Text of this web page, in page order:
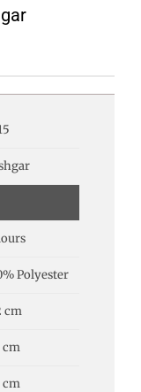
Polyester
cm
cm
cm